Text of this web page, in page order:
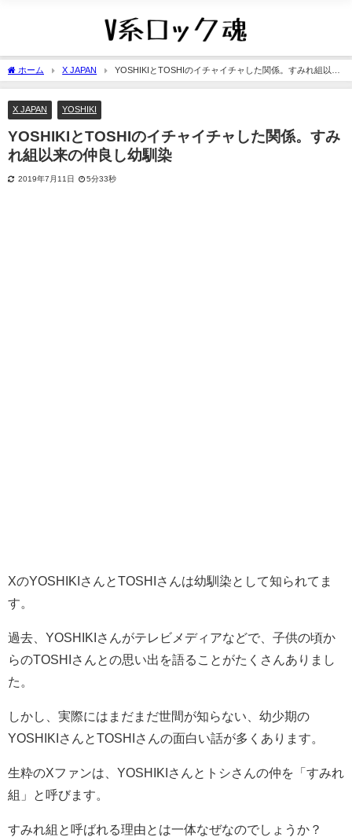
ホーム X JAPAN
YOSHIKIとTOSHIのイチャイチャした関係。すみれ組以来
の仲良し幼馴染
X JAPAN YOSHIKI
YOSHIKIとTOSHIのイチャイチャした関係。すみ
れ組以来の仲良し幼馴染
2019年7月11日 5分33秒
XのYOSHIKIさんとTOSHIさんは幼馴染として知られてま
す。
過去、YOSHIKIさんがテレビメディアなどで、子供の頃か
らのTOSHIさんとの思い出を語ることがたくさんありまし
た。
しかし、実際にはまだまだ世間が知らない、幼少期の
YOSHIKIさんとTOSHIさんの面白い話が多くあります。
生粋のXファンは、YOSHIKIさんとトシさんの仲を「すみれ
組」と呼びます。
すみれ組と呼ばれる理由とは一体なぜなのでしょうか？